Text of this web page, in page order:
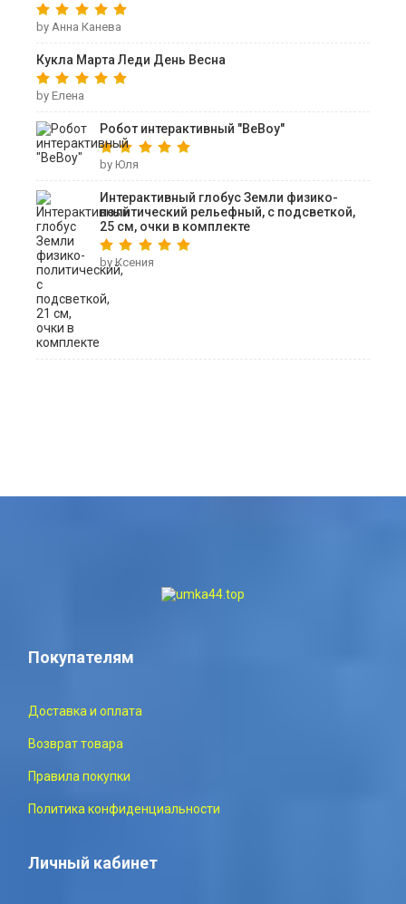
by Анна Канева
Кукла Марта Леди День Весна
by Елена
Робот интерактивный "ВеВоу"
by Юля
Интерактивный глобус Земли физико-
политический рельефный, с подсветкой,
25 см, очки в комплекте
by Ксения
Покупателям
Доставка и оплата
Возврат товара
Правила покупки
Политика конфиденциальности
Личный кабинет